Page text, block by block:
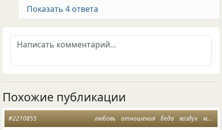
Показать 4 ответа
Похожие публикации
любовь отношения беда воздух март
#2210855